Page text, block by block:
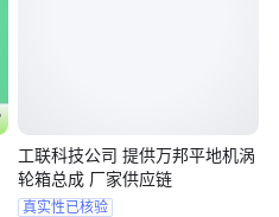
工联科技公司 提供万邦平地机涡
轮箱总成 厂家供应链
真实性已核验